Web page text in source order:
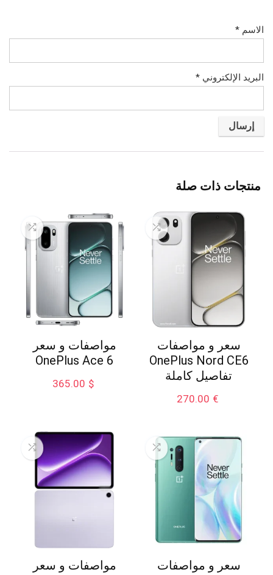
الاسم *
البريد الإلكتروني *
منتجات ذات صلة
سعر و مواصفات
OnePlus Nord CE6
تفاصيل كاملة
€
270.00
مواصفات و سعر
OnePlus Ace 6
$
365.00
سعر و مواصفات
مواصفات و سعر